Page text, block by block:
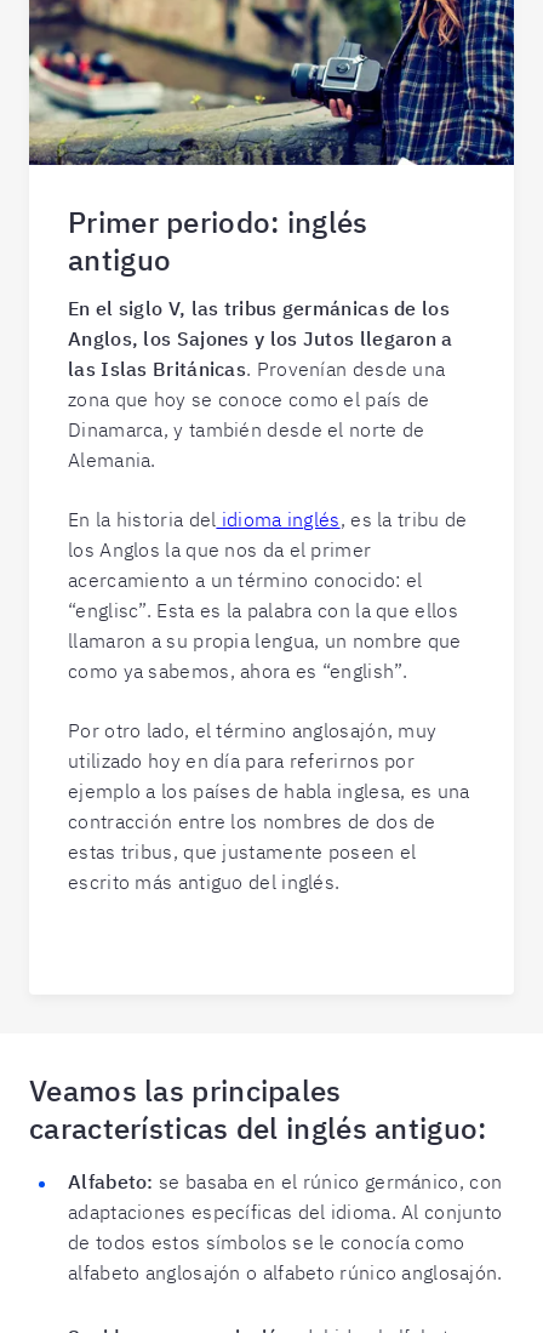
Primer periodo: inglés
antiguo
En el siglo V, las tribus germánicas de los
Anglos, los Sajones y los Jutos llegaron a
las Islas Británicas. Provenían desde una
zona que hoy se conoce como el país de
Dinamarca, y también desde el norte de
Alemania.
En la historia del idioma inglés, es la tribu de
los Anglos la que nos da el primer
acercamiento a un término conocido: el
“englisc”. Esta es la palabra con la que ellos
llamaron a su propia lengua, un nombre que
como ya sabemos, ahora es “english”.
Por otro lado, el término anglosajón, muy
utilizado hoy en día para referirnos por
ejemplo a los países de habla inglesa, es una
contracción entre los nombres de dos de
estas tribus, que justamente poseen el
escrito más antiguo del inglés.
Veamos las principales
características del inglés antiguo:
Alfabeto: se basaba en el rúnico germánico, con
adaptaciones específicas del idioma. Al conjunto
de todos estos símbolos se le conocía como
alfabeto anglosajón o alfabeto rúnico anglosajón.